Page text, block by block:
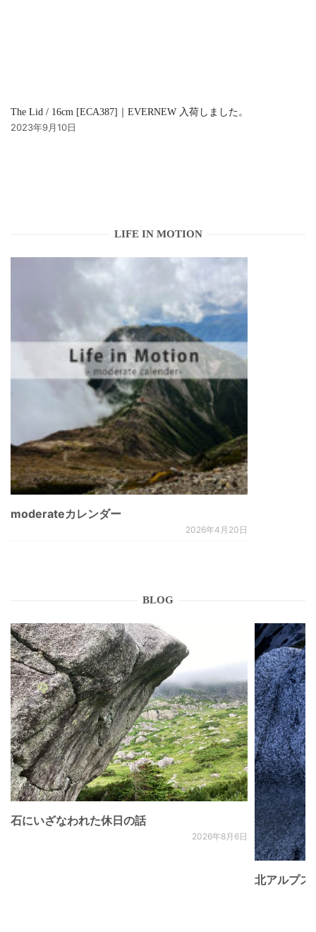
The Lid / 16cm [ECA387]｜EVERNEW 入荷しました。
2023年9月10日
LIFE IN MOTION
moderateカレンダー
2026年4月20日
BLOG
石にいざなわれた休日の話
2026年8月6日
北アルプ